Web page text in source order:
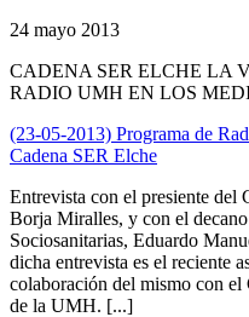
24 mayo 2013
CADENA SER ELCHE LA
RADIO UMH EN LOS
(23-05-2013) Programa de
Cadena SER Elche
Entrevista con el presiente
Borja Miralles, y con el
Sociosanitarias, Eduardo
dicha entrevista es el reciente
colaboración del mismo con
de la UMH. [...]